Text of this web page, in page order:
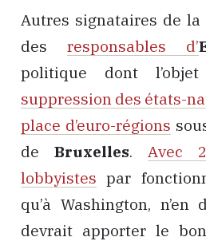
Autres signataires de
des responsables d’
politique dont
suppression des états-
place d’euro-régions
de Bruxelles. Avec
lobbyistes par
qu’à Washington,
devrait apporter le